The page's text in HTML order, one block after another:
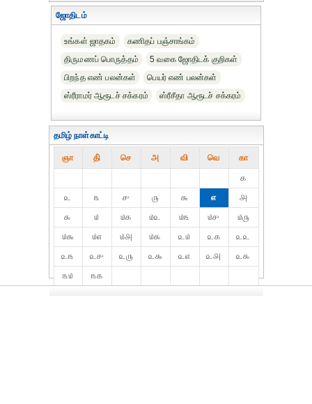
ஜோதிடம்
உங்கள் ஜாதகம்
கணிதப் பஞ்சாங்கம்
திருமணப் பொருத்தம்
5 வகை ஜோதிடக் குறிகள்
பிறந்த எண் பலன்கள்
பெயர் எண் பலன்கள்
ஸ்ரீராமர் ஆரூடச் சக்கரம்
ஸ்ரீசீதா ஆரூடச் சக்கரம்
தமிழ் நாள்காட்டி
ஞா தி் செ அ வி வெ கா
௧
௨
௩ ௪ ௫ ௬ ௭
௮
௯
௰ ௰௧ ௰௨ ௰௩ ௰௪
௰௫
௰௬
௰௭ ௰௮ ௰௯ ௨௰ ௨௧
௨௨
௨௩
௨௪ ௨௫ ௨௬ ௨௭ ௨௮
௨௯
௩௰
௩௧